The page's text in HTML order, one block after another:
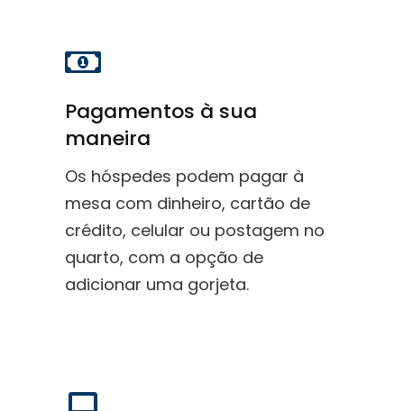
Pagamentos à sua
maneira
Os hóspedes podem pagar à
mesa com dinheiro, cartão de
crédito, celular ou postagem no
quarto, com a opção de
adicionar uma gorjeta.